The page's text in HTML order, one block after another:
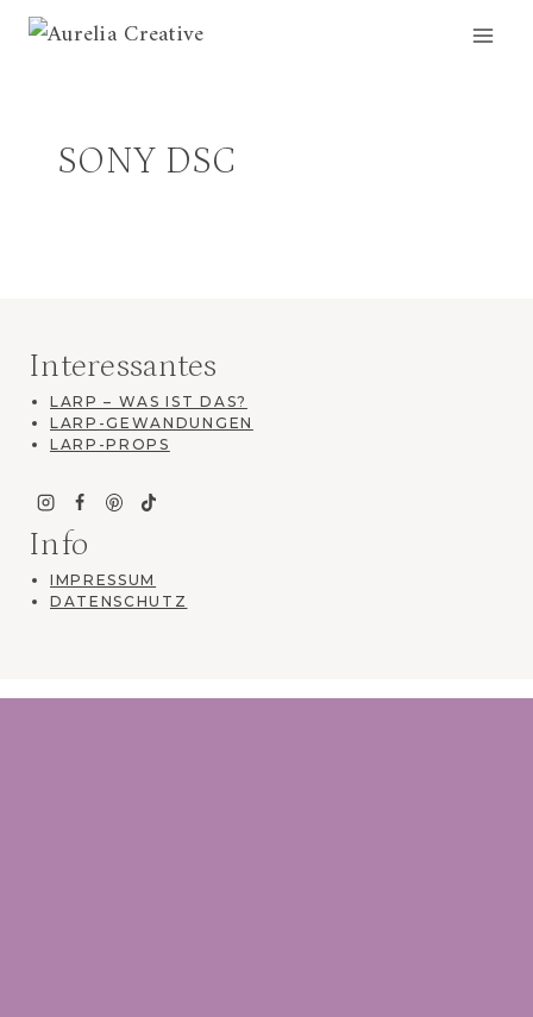
Zum
SONY DSC
Interessantes
LARP – WAS IST DAS?
LARP-GEWANDUNGEN
LARP-PROPS
Info
IMPRESSUM
DATENSCHUTZ